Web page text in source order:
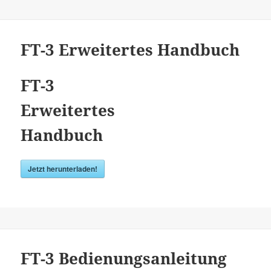
FT-3 Erweitertes Handbuch
FT-3
Erweitertes
Handbuch
Jetzt herunterladen!
FT-3 Bedienungsanleitung